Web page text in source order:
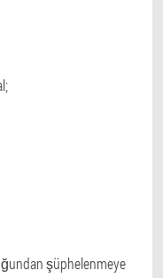
şüphelenmeye